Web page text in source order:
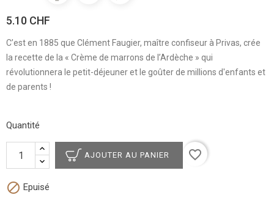
5.10 CHF
C’est en 1885 que Clément Faugier, maître confiseur à Privas, crée
la recette de la « Crème de marrons de l’Ardèche » qui
révolutionnera le petit-déjeuner et le goûter de millions d'enfants et
de parents !
Quantité
AJOUTER AU PANIER favorite_border
 Epuisé